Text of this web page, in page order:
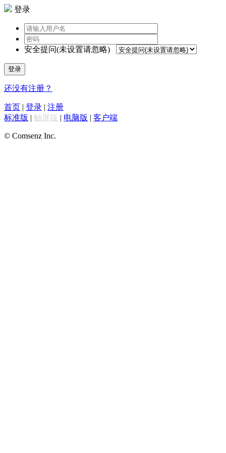
登录
安全提问(未设置请忽略)
登录
还没有注册？
首页 | 登录 | 注册
标准版 | 触屏版 | 电脑版 | 客户端
© Comsenz Inc.